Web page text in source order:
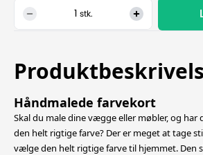
stk.
Håndmalede farvekort
Skal du male dine vægge eller møbler, og
den helt rigtige farve? Der er meget at tage
vælge den helt rigtige farve til hjemmet. Den